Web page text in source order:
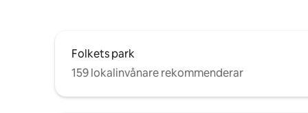
Folkets park
159 lokalinvånare rekommenderar